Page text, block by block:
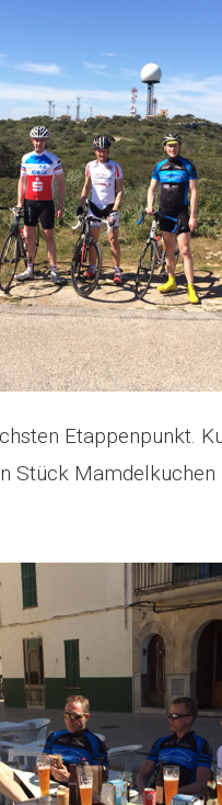
Etappenpunkt.
Stück Mamdelkuchen